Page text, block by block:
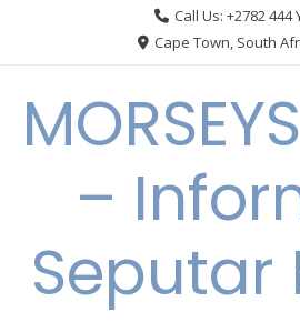
Call Us: +2782 444
Cape Town, South
–
Seputar